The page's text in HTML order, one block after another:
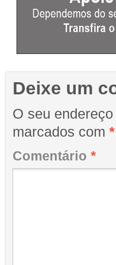
Deixe um
O seu
marcados com *
Comentário *